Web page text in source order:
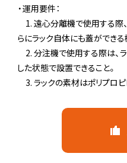
ロ
・運用要件：
1. 遠心分離機で使用する際
らにラック自体にも蓋ができる
2. 分注機で使用する際は、
した状態で設置できること。
3. ラックの素材はポリプロピ